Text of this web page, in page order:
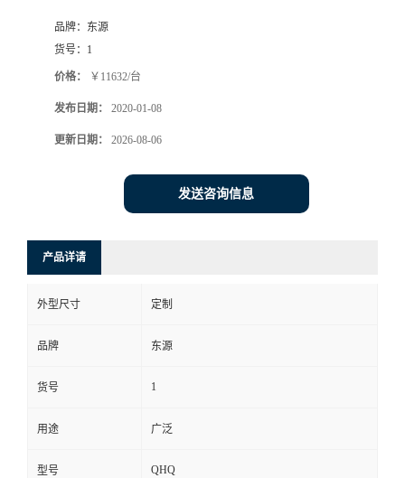
品牌： 东源
货号： 1
价格： ￥11632/台
发布日期： 2020-01-08
更新日期： 2026-08-06
发送咨询信息
产品详请
外型尺寸 定制
品牌 东源
货号 1
用途 广泛
型号 QHQ